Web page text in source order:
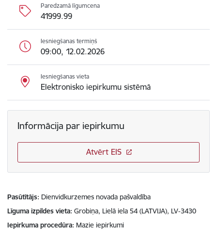
Paredzamā līgumcena
41999.99
Iesniegšanas termiņš
09:00, 12.02.2026
Iesniegšanas vieta
Elektronisko iepirkumu sistēmā
Informācija par iepirkumu
Atvērt EIS
Pasūtītājs Dienvidkurzemes novada pašvaldība
Līguma izpildes vieta Grobiņa, Lielā iela 54 (LATVIJA), LV-3430
Iepirkuma procedūra Mazie iepirkumi